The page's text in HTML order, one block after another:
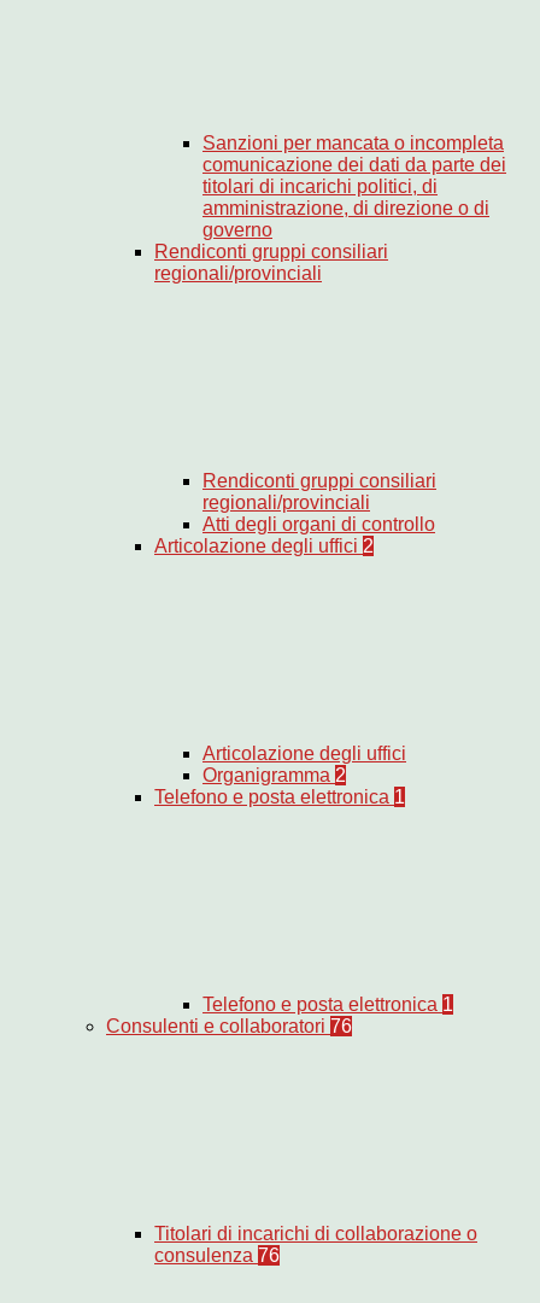
Sanzioni per mancata o incompleta
comunicazione dei dati da parte dei
titolari di incarichi politici, di
amministrazione, di direzione o di
governo
Rendiconti gruppi consiliari
regionali/provinciali
Rendiconti gruppi consiliari
regionali/provinciali
Atti degli organi di controllo
Articolazione degli uffici 2
Articolazione degli uffici
Organigramma 2
Telefono e posta elettronica 1
Telefono e posta elettronica 1
Consulenti e collaboratori 76
Titolari di incarichi di collaborazione o
consulenza 76